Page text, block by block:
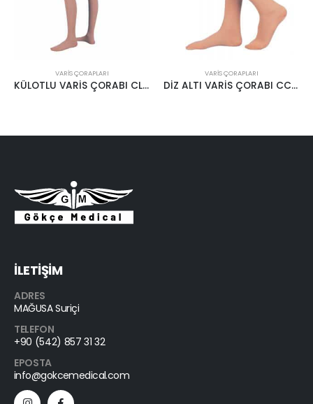
VARIS ÇORAPLARI
DİZ ALTI VARİS ÇORABI CCL1 18-22MMHG KREM
SEYAHAT ÜRÜNLERİ,VARIS ÇORAPLARI
SEYAHAT ÇORABI
İLETİŞİM
ADRES
MAĞUSA Suriçi
TELEFON
+90 (542) 857 31 32
EPOSTA
info@gokcemedical.com